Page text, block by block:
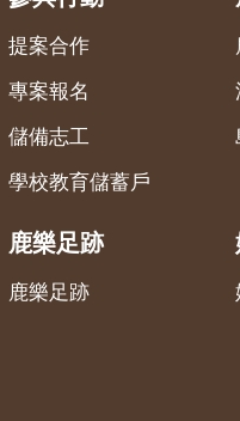
提案合作
專案報名
儲備志工
學校教育儲蓄戶
鹿樂足跡
鹿樂足跡